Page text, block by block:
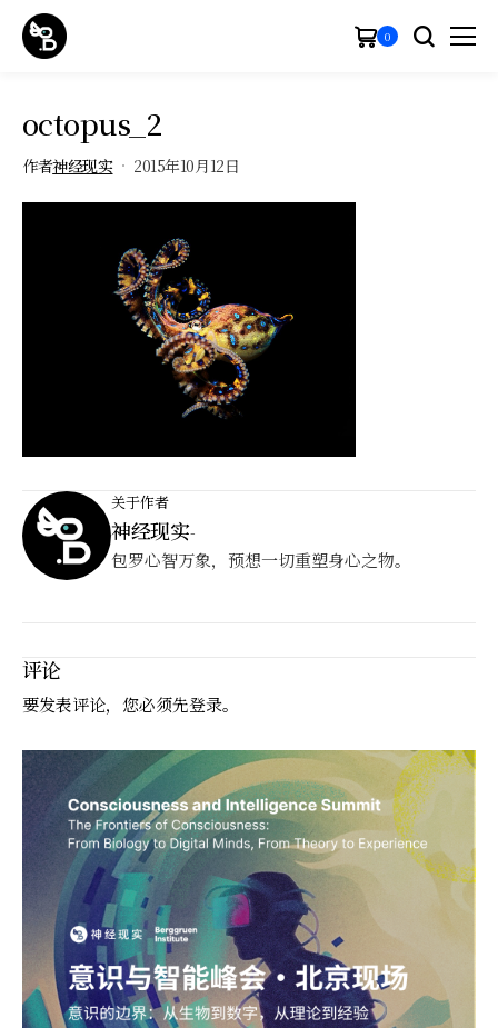
0
octopus_2
作者神经现实 2015年10月12日
关于作者
神经现实-
包罗心智万象，预想一切重塑身心之物。
评论
要发表评论，您必须先登录。